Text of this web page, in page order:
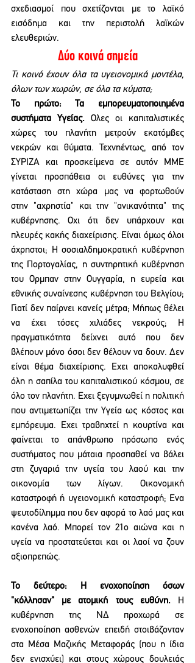
σχεδιασμοί που σχετίζονται με το λαϊκό
εισόδημα και την περιστολή λαϊκών
ελευθεριών.
Δύο κοινά σημεία
Τι κοινό έχουν όλα τα υγειονομικά μοντέλα,
όλων των χωρών, σε όλα τα κύματα;
Το πρώτο: Τα εμπορευματοποιημένα
συστήματα Υγείας. Ολες οι καπιταλιστικές
χώρες του πλανήτη μετρούν εκατόμβες
νεκρών και θύματα. Τεχνηέντως, από τον
ΣΥΡΙΖΑ και προσκείμενα σε αυτόν ΜΜΕ
γίνεται προσπάθεια οι ευθύνες για την
κατάσταση στη χώρα μας να φορτωθούν
στην "αχρηστία" και την "ανικανότητα" της
κυβέρνησης. Οχι ότι δεν υπάρχουν και
πλευρές κακής διαχείρισης. Είναι όμως όλοι
άχρηστοι; Η σοσιαλδημοκρατική κυβέρνηση
της Πορτογαλίας, η συντηρητική κυβέρνηση
του Ορμπαν στην Ουγγαρία, η ευρεία και
εθνικής συναίνεσης κυβέρνηση του Βελγίου;
Γιατί δεν παίρνει κανείς μέτρα; Μήπως θέλει
να έχει τόσες χιλιάδες νεκρούς; Η
πραγματικότητα δείχνει αυτό που δεν
βλέπουν μόνο όσοι δεν θέλουν να δουν. Δεν
είναι θέμα διαχείρισης. Εχει αποκαλυφθεί
όλη η σαπίλα του καπιταλιστικού κόσμου, σε
όλο τον πλανήτη. Εχει ξεγυμνωθεί η πολιτική
που αντιμετωπίζει την Υγεία ως κόστος και
εμπόρευμα. Εχει τραβηχτεί η κουρτίνα και
φαίνεται το απάνθρωπο πρόσωπο ενός
συστήματος που μάταια προσπαθεί να βάλει
στη ζυγαριά την υγεία του λαού και την
οικονομία των λίγων. Οικονομική
καταστροφή ή υγειονομική καταστροφή; Ενα
ψευτοδίλημμα που δεν αφορά το λαό μας και
κανένα λαό. Μπορεί τον 21ο αιώνα και η
υγεία να προστατεύεται και οι λαοί να ζουν
αξιοπρεπώς.
Το δεύτερο: Η ενοχοποίηση όσων
"κόλλησαν" με ατομική τους ευθύνη. Η
κυβέρνηση της ΝΔ προχωρά σε
ενοχοποίηση ασθενών επειδή στοιβάζονταν
στα Μέσα Μαζικής Μεταφοράς (που η ίδια
δεν ενισχύει) και στους χώρους δουλειάς